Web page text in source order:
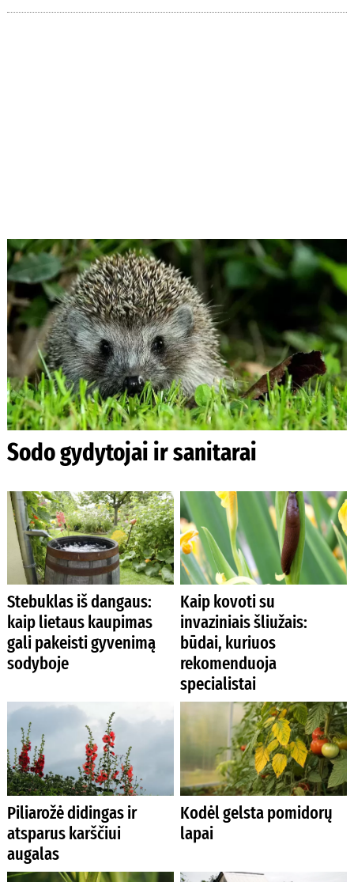
Sodo gydytojai ir sanitarai
Stebuklas iš dangaus:
kaip lietaus kaupimas
gali pakeisti gyvenimą
sodyboje
Kaip kovoti su
invaziniais šliužais:
būdai, kuriuos
rekomenduoja
specialistai
Piliarožė didingas ir
atsparus karščiui
augalas
Kodėl gelsta pomidorų
lapai